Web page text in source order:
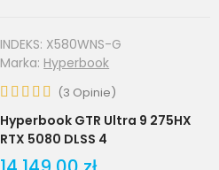
INDEKS: X580WNS-G
Marka: Hyperbook
(3 Opinie)
Hyperbook GTR Ultra 9 275HX
RTX 5080 DLSS 4